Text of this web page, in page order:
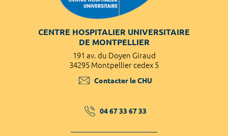
CENTRE HOSPITALIER UNIVERSITAIRE
DE MONTPELLIER
191 av. du Doyen Giraud
34295 Montpellier cedex 5
Contacter le CHU
04 67 33 67 33